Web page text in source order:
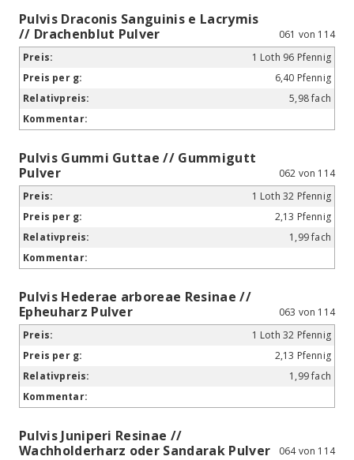
Pulvis Draconis Sanguinis e Lacrymis
// Drachenblut Pulver
061 von 114
1 Loth 96 Pfennig
6,40 Pfennig
5,98 fach
Pulvis Gummi Guttae // Gummigutt
Pulver
062 von 114
1 Loth 32 Pfennig
2,13 Pfennig
1,99 fach
Pulvis Hederae arboreae Resinae //
Epheuharz Pulver
063 von 114
1 Loth 32 Pfennig
2,13 Pfennig
1,99 fach
Pulvis Juniperi Resinae //
Wachholderharz oder Sandarak Pulver
064 von 114